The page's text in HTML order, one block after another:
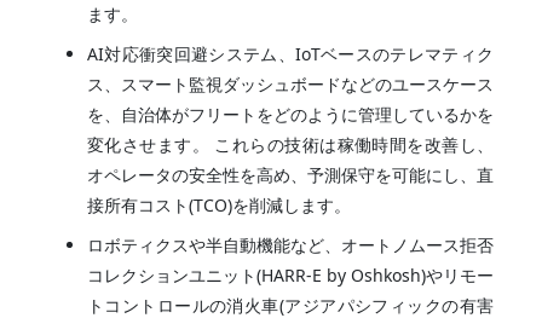
ます。
AI対応衝突回避システム、IoTベースのテレマティク
ス、スマート監視ダッシュボードなどのユースケース
を、自治体がフリートをどのように管理しているかを
変化させます。 これらの技術は稼働時間を改善し、
オペレータの安全性を高め、予測保守を可能にし、直
接所有コスト(TCO)を削減します。
ロボティクスや半自動機能など、オートノムース拒否
コレクションユニット(HARR-E by Oshkosh)やリモー
トコントロールの消火車(アジアパシフィックの有害